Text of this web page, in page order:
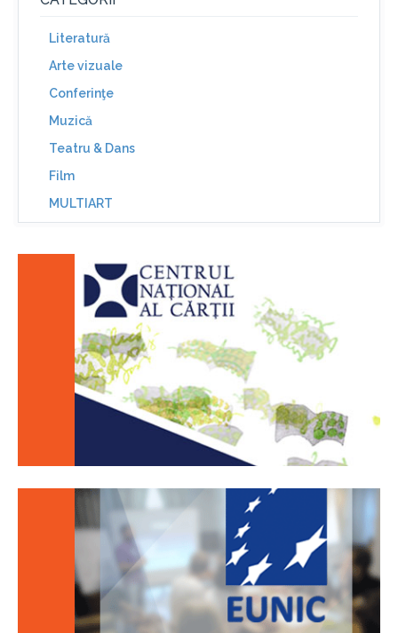
Literatură
Arte vizuale
Conferinţe
Muzică
Teatru & Dans
Film
MULTIART